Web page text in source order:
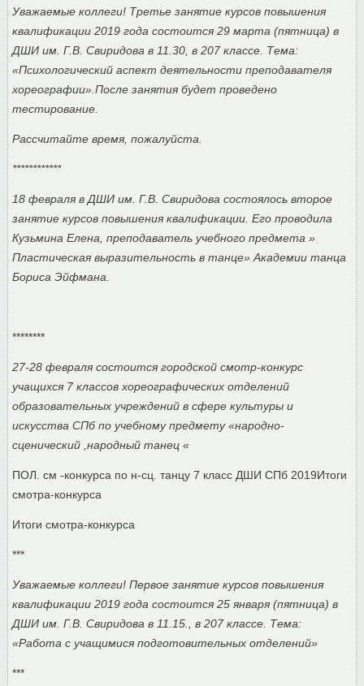
Уважаемые коллеги! Третье занятие курсов повышения
квалификации 2019 года состоится 29 марта (пятница) в
ДШИ им. Г.В. Свиридова в 11.30, в 207 классе. Тема:
«Психологический аспект деятельности преподавателя
хореографии».После занятия будет проведено
тестирование.
Рассчитайте время, пожалуйста.
************
18 февраля в ДШИ им. Г.В. Свиридова состоялось второе
занятие курсов повышения квалификации. Его проводила
Кузьмина Елена, преподаватель учебного предмета »
Пластическая выразительность в танце» Академии танца
Бориса Эйфмана.
********
27-28 февраля состоится городской смотр-конкурс
учащихся 7 классов хореографических отделений
образовательных учреждений в сфере культуры и
искусства СПб по учебному предмету «народно-
сценический ,народный танец «
ПОЛ. см -конкурса по н-сц. танцу 7 класс ДШИ СПб 2019Итоги
смотра-конкурса
Итоги смотра-конкурса
***
Уважаемые коллеги! Первое занятие курсов повышения
квалификации 2019 года состоится 25 января (пятница) в
ДШИ им. Г.В. Свиридова в 11.15., в 207 классе. Тема:
«Работа с учащимися подготовительных отделений»
***